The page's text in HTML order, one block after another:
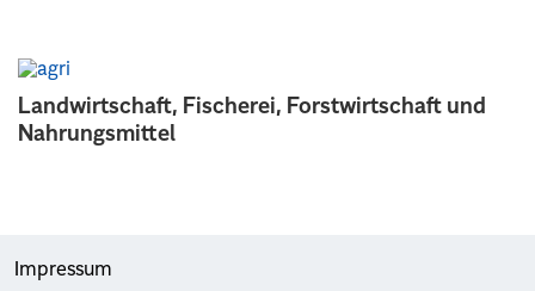
Landwirtschaft, Fischerei, Forstwirtschaft und
Nahrungsmittel
Impressum